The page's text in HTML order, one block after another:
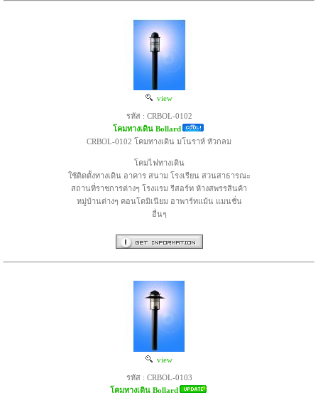
view
รหัส : CRBOL-0102
โคมทางเดิน Bollard
CRBOL-0102 โคมทางเดิน มโนราห์ หัวกลม
โคมไฟทางเดิน
ใช้ติดตั้งทางเดิน อาคาร สนาม โรงเรียน สวนสาธารณะ
สถานที่ราชการต่างๆ โรงแรม รีสอร์ท ห้างสพรรสินค้า
หมู่บ้านต่างๆ คอนโดมิเนียม อาพาร์ทแม้น แมนชั่น
อื่นๆ
view
รหัส : CRBOL-0103
โคมทางเดิน Bollard